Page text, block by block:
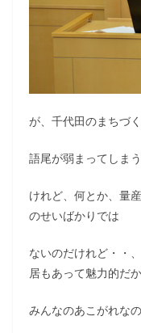
が、千代田のまちづ
語尾が弱まってしまう
けれど、何とか、量
のせいばかりでは
ないのだけれど・・
居もあって魅力的だ
みんなのあこがれなの